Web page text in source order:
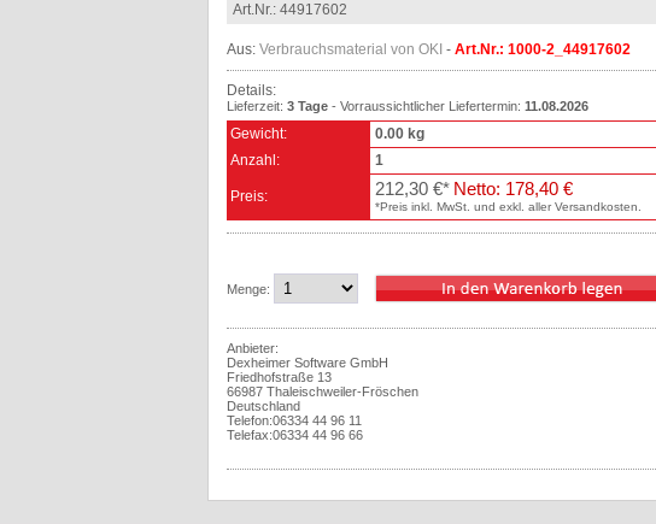
Art.Nr.: 44917602
Aus: Verbrauchsmaterial von OKI - Art.Nr.: 1000-2_44917602
Details:
Lieferzeit: 3 Tage - Vorraussichtlicher Liefertermin: 11.08.2026
Gewicht:
0.00 kg
Anzahl:
1
Preis: 212,30 €* Netto: 178,40 €
*Preis inkl. MwSt. und exkl. aller Versandkosten.
Menge:
Anbieter:
Dexheimer Software GmbH
Friedhofstraße 13
66987 Thaleischweiler-Fröschen
Deutschland
Telefon:06334 44 96 11
Telefax:06334 44 96 66